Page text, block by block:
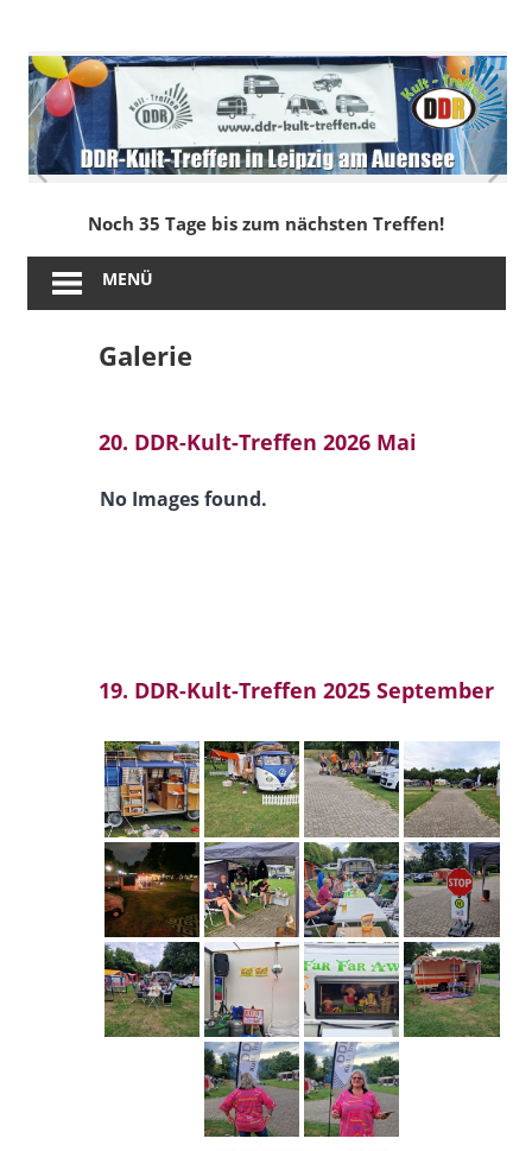
springen
DDR-
Kult-
Treffen
in
Leipzig
am
Noch 35 Tage bis zum nächsten Treffen!
MENÜ
Galerie
20. DDR-Kult-Treffen 2026 Mai
No Images found.
19. DDR-Kult-Treffen 2025 September